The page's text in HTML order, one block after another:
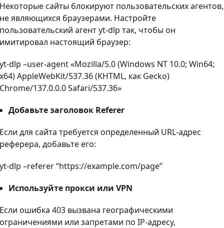
Некоторые сайты блокируют пользовательских агентов,
не являющихся браузерами. Настройте
пользовательский агент yt-dlp так, чтобы он
имитировал настоящий браузер:
yt-dlp –user-agent «Mozilla/5.0 (Windows NT 10.0; Win64;
x64) AppleWebKit/537.36 (KHTML, как Gecko)
Chrome/137.0.0.0 Safari/537.36»
Добавьте заголовок Referer
Если для сайта требуется определенный URL-адрес
реферера, добавьте его:
yt-dlp –referer “https://example.com/page”
Используйте прокси или VPN
Если ошибка 403 вызвана географическими
ограничениями или запретами по IP-адресу,